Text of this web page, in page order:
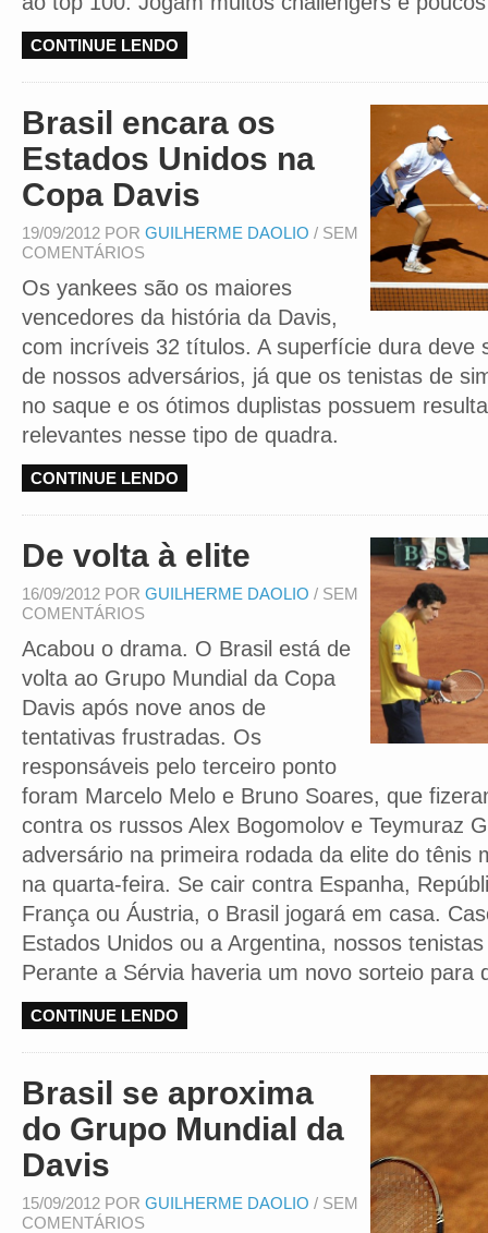
CONTINUE LENDO
Brasil encara os
Estados Unidos na
Copa Davis
19/09/2012 POR GUILHERME DAOLIO / SEM
COMENTÁRIOS
Os yankees são os maiores
vencedores da história da Davis,
com incríveis 32 títulos. A superfície dura deve
de nossos adversários, já que os tenistas de
no saque e os ótimos duplistas possuem
relevantes nesse tipo de quadra.
CONTINUE LENDO
De volta à elite
16/09/2012 POR GUILHERME DAOLIO / SEM
COMENTÁRIOS
Acabou o drama. O Brasil está de
volta ao Grupo Mundial da Copa
Davis após nove anos de
tentativas frustradas. Os
responsáveis pelo terceiro ponto
foram Marcelo Melo e Bruno Soares, que
contra os russos Alex Bogomolov e Teymuraz
adversário na primeira rodada da elite do tênis
na quarta-feira. Se cair contra Espanha,
França ou Áustria, o Brasil jogará em casa.
Estados Unidos ou a Argentina, nossos
Perante a Sérvia haveria um novo sorteio para
CONTINUE LENDO
Brasil se aproxima
do Grupo Mundial da
Davis
15/09/2012 POR GUILHERME DAOLIO / SEM
COMENTÁRIOS